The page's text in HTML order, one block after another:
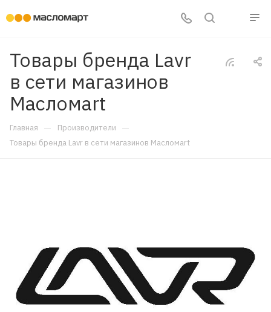
Товары бренда Lavr
в сети магазинов
Масломart
Главная — Производители —
Товары бренда Lavr в сети магазинов Масломart